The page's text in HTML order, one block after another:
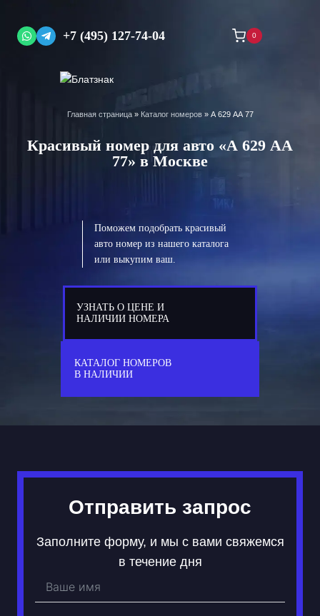
содержимому+7 (495) 127-74-04 0
Главная страница» Каталог номеров» А 629 АА 77
Красивый номер для авто «А 629 АА
77» в Москве
Поможем подобрать красивый
авто номер из нашего каталога
или выкупим ваш.
А 629 АА
УЗНАТЬ О ЦЕНЕ И
НАЛИЧИИ НОМЕРА
КАТАЛОГ НОМЕРОВ
В НАЛИЧИИ
Отправить запрос
Заполните форму, и мы с вами свяжемся
в течение дня